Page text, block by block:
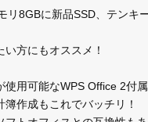
リ8GBに新品SSD、テンキ
方にもオススメ！
使用可能なWPS Office 2付
作成もこれでバッチリ！